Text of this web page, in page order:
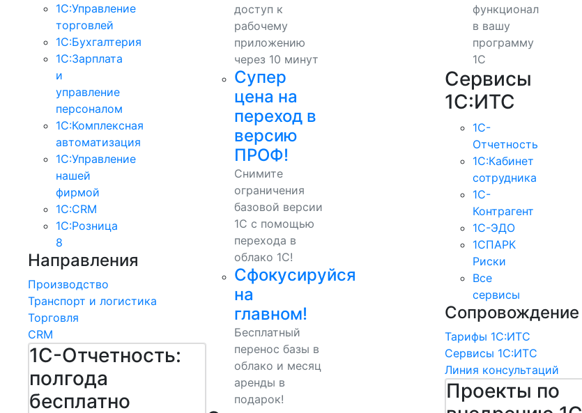
1С:Управление
торговлей
1С:Бухгалтерия
1С:Зарплата
и
управление
персоналом
1С:Комплексная
автоматизация
1С:Управление
нашей
фирмой
1С:CRM
1С:Розница
8
Направления
Производство
Транспорт и логистика
Торговля
CRM
1С-Отчетность:
полгода
бесплатно
доступ к
рабочему
приложению
через 10 минут
Супер
цена на
переход в
версию
ПРОФ!
Снимите
ограничения
базовой версии
1С с помощью
перехода в
облако 1С!
Сфокусируйся
на
главном!
Бесплатный
перенос базы в
облако и месяц
аренды в
подарок!
функционал
в вашу
программу
1С
Сервисы
1С:ИТС
1С-
Отчетность
1С:Кабинет
сотрудника
1С-
Контрагент
1С-ЭДО
1СПАРК
Риски
Все
сервисы
Сопровождение
Тарифы 1С:ИТС
Сервисы 1С:ИТС
Линия консультаций
Проекты по